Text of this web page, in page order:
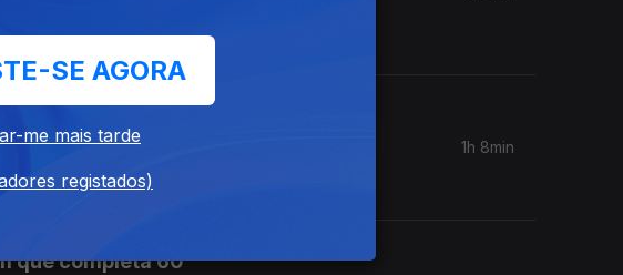
do Excêntrico
1h 8min
que completa 60
SE AGORA
me mais tarde
registados)